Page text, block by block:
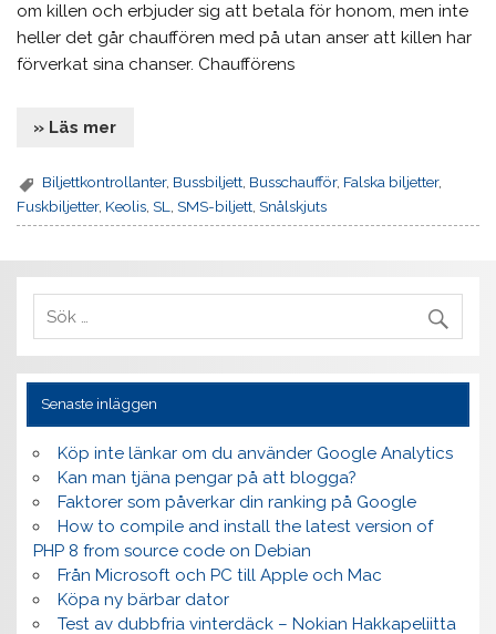
om killen och erbjuder sig att betala för honom, men inte
heller det går chauffören med på utan anser att killen har
förverkat sina chanser. Chaufförens
» Läs mer
Biljettkontrollanter, Bussbiljett Busschaufför, Falska biljetter,
Fuskbiljetter, Keolis ,SL ,SMS-biljett ,Snålskjuts
Senaste inläggen
Köp inte länkar om du använder Google Analytics
Kan man tjäna pengar på att blogga?
Faktorer som påverkar din ranking på Google
How to compile and install the latest version of
PHP 8 from source code on Debian
Från Microsoft och PC till Apple och Mac
Köpa ny bärbar dator
Test av dubbfria vinterdäck – Nokian Hakkapeliitta